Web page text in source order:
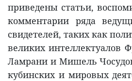
приведены статьи,
комментарии ряда
свидетелей, таких как
великих интеллектуалов
Ламрани и Мишель
кубинских и мировых